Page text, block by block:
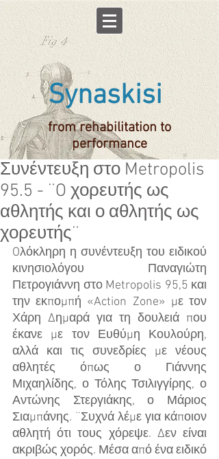
Synaskisi
from rehabilitation to
performance
Συνέντευξη στο Metropolis
95.5 - ¨O χορευτής ως
αθλητής και ο αθλητής ως
χορευτής¨
Oλόκληρη η συνέντευξη του ειδικού
κινησιολόγου Παναγιώτη
Πετρογιάννη στο Metropolis 95,5 και
την εκπομπή «Action Zone» με τον
Χάρη Δημαρά για τη δουλειά που
έκανε με τον Ευθύμη Κουλούρη,
αλλά και τις συνεδρίες με νέους
αθλητές όπως ο Γιάννης
Μιχαηλίδης, ο Τόλης Τσιλιγγίρης, ο
Αντώνης Στεργιάκης, ο Μάριος
Σιαμπάνης. ¨Συχνά λέμε για κάποιον
αθλητή ότι τους χόρεψε. Δεν είναι
ακριβώς χορός. Μέσα από ένα ειδικό